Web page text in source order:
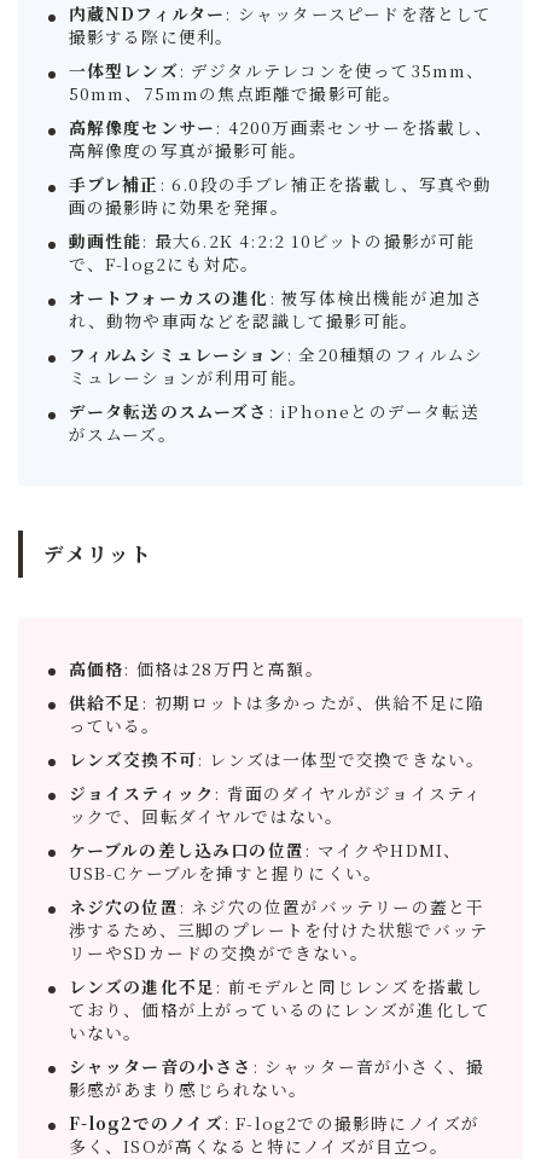
内蔵NDフィルター : シャッタースピードを落として
撮影する際に便利。
一体型レンズ: デジタルテレコンを使って35mm、
50mm、75mmの焦点距離で撮影可能。
高解像度センサー : 4200万画素センサーを搭載し、
高解像度の写真が撮影可能。
手ブレ補正 : 6.0段の手ブレ補正を搭載し、写真や動
画の撮影時に効果を発揮。
動画性能: 最大6.2K 4:2:2 10ビットの撮影が可能
で、F-log2にも対応。
オートフォーカスの進化 : 被写体検出機能が追加さ
れ、動物や車両などを認識して撮影可能。
フィルムシミュレーション : 全20種類のフィルムシ
ミュレーションが利用可能。
データ転送のスムーズさ : iPhoneとのデータ転送
がスムーズ。
デメリット
高価格: 価格は28万円と高額。
供給不足 : 初期ロットは多かったが、供給不足に陥
っている。
レンズ交換不可: レンズは一体型で交換できない。
ジョイスティック : 背面のダイヤルがジョイスティ
ックで、回転ダイヤルではない。
ケーブルの差し込み口の位置 : マイクやHDMI、
USB-Cケーブルを挿すと握りにくい。
ネジ穴の位置 : ネジ穴の位置がバッテリーの蓋と干
渉するため、三脚のプレートを付けた状態でバッテ
リーやSDカードの交換ができない。
レンズの進化不足 : 前モデルと同じレンズを搭載し
ており、価格が上がっているのにレンズが進化して
いない。
シャッター音の小ささ : シャッター音が小さく、撮
影感があまり感じられない。
F-log2でのノイズ: F-log2での撮影時にノイズが
多く、ISOが高くなると特にノイズが目立つ。